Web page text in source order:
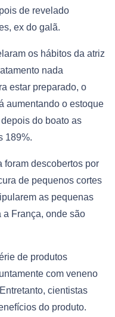
de revelado
ex do galã.
os hábitos da atriz
nada
estar preparado, o
aumentando o estoque
do boato as
189%.
foram descobertos por
de pequenos cortes
as pequenas
a França, onde são
de produtos
com veneno
cientistas
do produto.